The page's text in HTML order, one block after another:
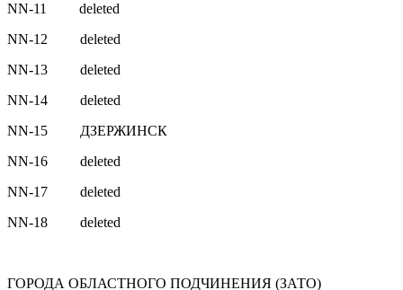
NN-11 deleted
NN-12 deleted
NN-13 deleted
NN-14 deleted
NN-15 ДЗЕРЖИНСК
NN-16 deleted
NN-17 deleted
NN-18 deleted
ГОРОДА ОБЛАСТНОГО ПОДЧИНЕНИЯ (ЗАТО)